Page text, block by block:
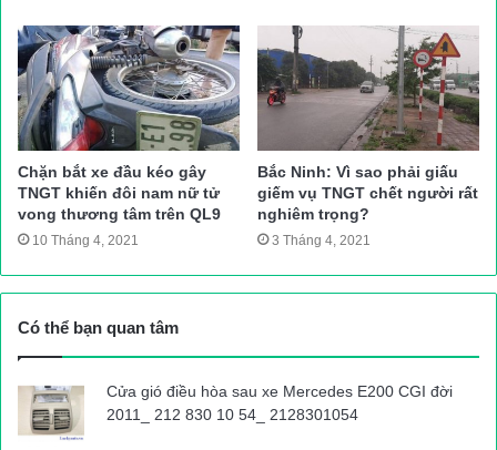
Còn theo nguồn tin tư Đội Thanh tra giao thông Đường thủy, Sở
GTVT TP.HCM cho hay, lúc 6h sáng 19/10, Trạm 5 nhận được
thông tin có tai nạn tàu biển xảy ra trên sông Lòng Tàu. Trạm đã
Hiện trường vụ tai nạn hàng hải
Theo Trạm 5, tai nạn xảy ra lúc 1h30 sáng cùng ngày tại ngã
Chặn bắt xe đầu kéo gây
TNGT khiến đôi nam nữ tử
vong thương tâm trên QL9
10 Tháng 4, 2021
Bắc Ninh: Vì sao phải giấu
giếm vụ TNGT chết người rất
nghiêm trọng?
3 Tháng 4, 2021
Có thể bạn quan tâm
Cửa gió điều hòa sau xe Mercedes E200 CGI đời
2011_ 212 830 10 54_ 2128301054